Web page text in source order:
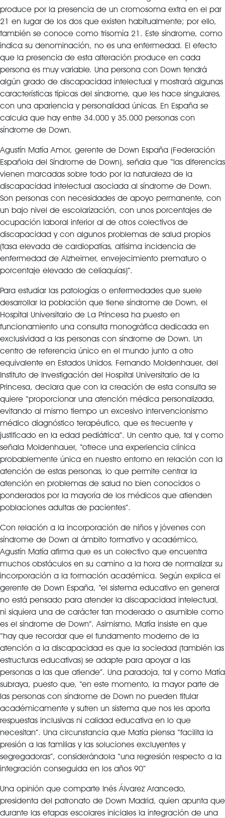
produce por la presencia de un cromosoma extra en el par
21 en lugar de los dos que existen habitualmente; por ello,
también se conoce como trisomía 21. Este síndrome, como
indica su denominación, no es una enfermedad. El efecto
que la presencia de esta alteración produce en cada
persona es muy variable. Una persona con Down tendrá
algún grado de discapacidad intelectual y mostrará algunas
características típicas del síndrome, que les hace singulares,
con una apariencia y personalidad únicas. En España se
calcula que hay entre 34.000 y 35.000 personas con
síndrome de Down.
Agustín Matía Amor, gerente de Down España (Federación
Española del Síndrome de Down), señala que “las diferencias
vienen marcadas sobre todo por la naturaleza de la
discapacidad intelectual asociada al síndrome de Down.
Son personas con necesidades de apoyo permanente, con
un bajo nivel de escolarización, con unos porcentajes de
ocupación laboral inferior al de otros colectivos de
discapacidad y con algunos problemas de salud propios
(tasa elevada de cardiopatías, altísima incidencia de
enfermedad de Alzheimer, envejecimiento prematuro o
porcentaje elevado de celiaquías)”.
Para estudiar las patologías o enfermedades que suele
desarrollar la población que tiene síndrome de Down, el
Hospital Universitario de La Princesa ha puesto en
funcionamiento una consulta monográfica dedicada en
exclusividad a las personas con síndrome de Down. Un
centro de referencia único en el mundo junto a otro
equivalente en Estados Unidos. Fernando Moldenhauer, del
Instituto de Investigación del Hospital Universitario de la
Princesa, declara que con la creación de esta consulta se
quiere “proporcionar una atención médica personalizada,
evitando al mismo tiempo un excesivo intervencionismo
médico diagnóstico terapéutico, que es frecuente y
justificado en la edad pediátrica”. Un centro que, tal y como
señala Moldenhauer, “ofrece una experiencia clínica
probablemente única en nuestro entorno en relación con la
atención de estas personas, lo que permite centrar la
atención en problemas de salud no bien conocidos o
ponderados por la mayoría de los médicos que atienden
poblaciones adultas de pacientes”.
Con relación a la incorporación de niños y jóvenes con
síndrome de Down al ámbito formativo y académico,
Agustín Matía afirma que es un colectivo que encuentra
muchos obstáculos en su camino a la hora de normalizar su
incorporación a la formación académica. Según explica el
gerente de Down España, “el sistema educativo en general
no está pensado para atender la discapacidad intelectual,
ni siquiera una de carácter tan moderado o asumible como
es el síndrome de Down”. Asimismo, Matía insiste en que
“hay que recordar que el fundamento moderno de la
atención a la discapacidad es que la sociedad (también las
estructuras educativas) se adapte para apoyar a las
personas a las que atiende”. Una paradoja, tal y como Matía
subraya, puesto que, “en este momento, la mayor parte de
las personas con síndrome de Down no pueden titular
académicamente y sufren un sistema que nos les aporta
respuestas inclusivas ni calidad educativa en lo que
necesitan”. Una circunstancia que Matía piensa “facilita la
presión a las familias y las soluciones excluyentes y
segregadoras”, considerándola “una regresión respecto a la
integración conseguida en los años 90”
Una opinión que comparte Inés Álvarez Arancedo,
presidenta del patronato de Down Madrid, quien apunta que
durante las etapas escolares iniciales la integración de una